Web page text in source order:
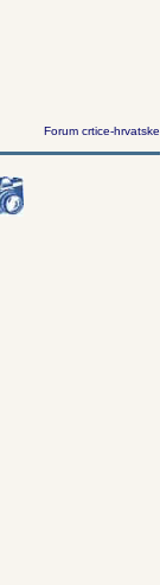
Forum crtice-hrvatske